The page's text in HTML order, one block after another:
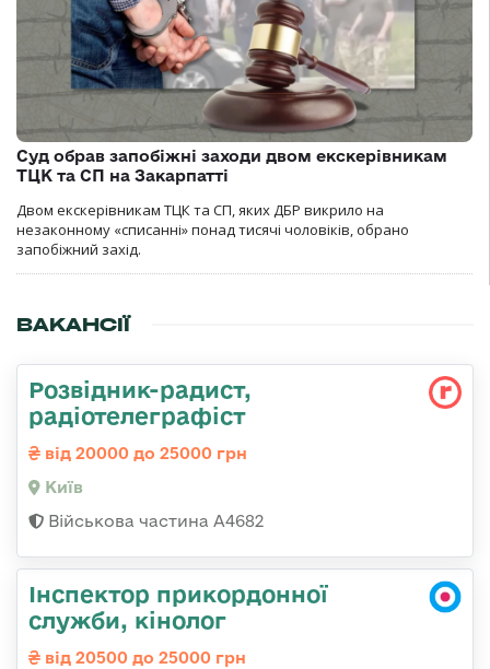
Суд обрав запобіжні заходи двом екскерівникам
ТЦК та СП на Закарпатті
Двом екскерівникам ТЦК та СП, яких ДБР викрило на
незаконному «списанні» понад тисячі чоловіків, обрано
запобіжний захід.
ВАКАНСІЇ
Розвідник-радист,
радіотелеграфіст
від 20000 до 25000 грн
Київ
Військова частина А4682
Інспектор прикордонної
служби, кінолог
від 20500 до 25000 грн